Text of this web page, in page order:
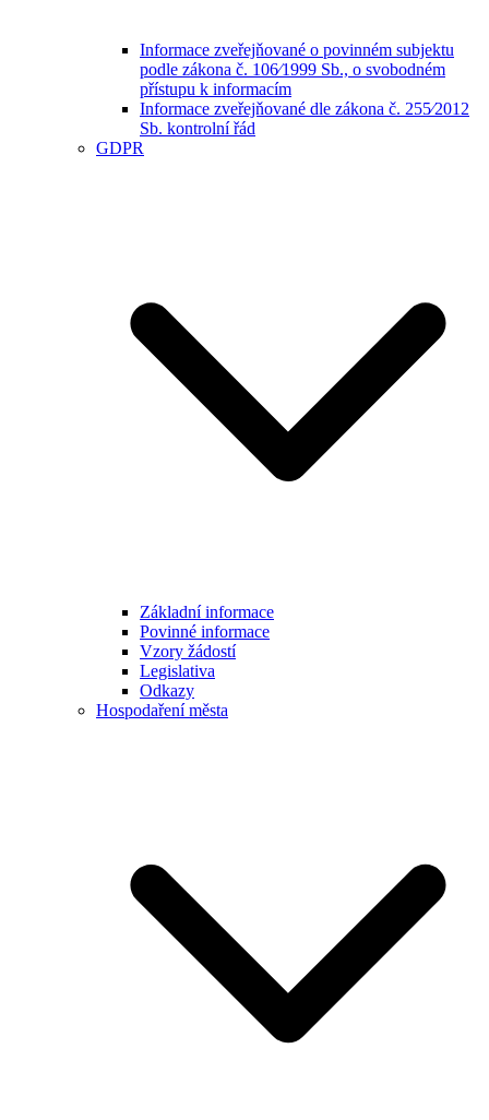
Informace zveřejňované o povinném subjektu
podle zákona č. 106⁄1999 Sb., o svobodném
přístupu k informacím
Informace zveřejňované dle zákona č. 255⁄2012
Sb. kontrolní řád
GDPR
Základní informace
Povinné informace
Vzory žádostí
Legislativa
Odkazy
Hospodaření města